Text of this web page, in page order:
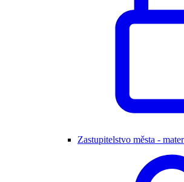
Zastupitelstvo města -